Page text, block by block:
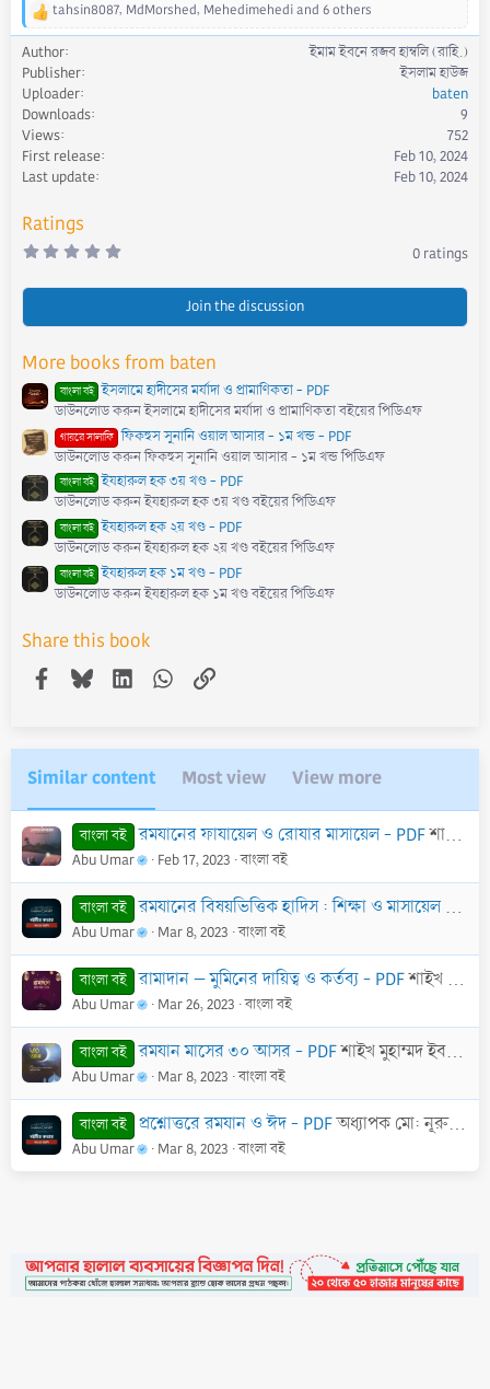
R
e
a
c
t
i
o
n
s
tahsin8087, MdMorshed, Mehedimehediand 6 others
Author
ইমাম ইবনে রজব হাম্বলি (রাহি.)
Publisher
ইসলাম হাউজ
Uploader
baten
Downloads
9
Views
752
First release
Feb 10, 2024
Last update
Feb 10, 2024
Ratings
0
0
(
)
0 ratings
Join the discussion
More books from baten
বাংলা বই ইসলামে হাদীসের মর্যাদা ও প্রামাণিকতা - PDF
ডাউনলোড করুন ইসলামে হাদীসের মর্যাদা ও প্রামাণিকতা বইয়ের পিডিএফ
গায়রে সালাফি ফিকহুস সুনানি ওয়াল আসার - ১ম খন্ড - PDF
ডাউনলোড করুন ফিকহুস সুনানি ওয়াল আসার - ১ম খন্ড পিডিএফ
বাংলা বই ইযহারুল হক ৩য় খণ্ড - PDF
ডাউনলোড করুন ইযহারুল হক ৩য় খণ্ড বইয়ের পিডিএফ
বাংলা বই ইযহারুল হক ২য় খণ্ড - PDF
ডাউনলোড করুন ইযহারুল হক ২য় খণ্ড বইয়ের পিডিএফ
বাংলা বই ইযহারুল হক ১ম খণ্ড - PDF
ডাউনলোড করুন ইযহারুল হক ১ম খণ্ড বইয়ের পিডিএফ
Share this book
Facebook
BlueskyLinkedInWhatsApp
Link
Similar content Most view View more
বাংলা বই রমযানের ফাযায়েল ও রোযার মাসায়েল - PDFশাইখ আব্দুল হামীদ আল-ফাইযী আল-মাদানী
Abu Umar Feb 17, 2023 বাংলা বই
বাংলা বই রমযানের বিষয়ভিত্তিক হাদিস : শিক্ষা ও মাসায়েল - PDF
Abu Umar Mar 8, 2023 বাংলা বই
বাংলা বই রামাদান – মুমিনের দায়িত্ব ও কর্তব্য - PDFশাইখ ড. মোহাম্মদ মানজুরে ইলাহী
Abu Umar Mar 26, 2023 বাংলা বই
বাংলা বই রমযান মাসের ৩০ আসর - PDFশাইখ মুহাম্মদ ইবন সালেহ ইবন উসাইমীন (রাহি.)
Abu Umar Mar 8, 2023 বাংলা বই
বাংলা বই প্রশ্নোত্তরে রমযান ও ঈদ - PDFঅধ্যাপক মো: নূরুল ইসলাম
Abu Umar Mar 8, 2023 বাংলা বই